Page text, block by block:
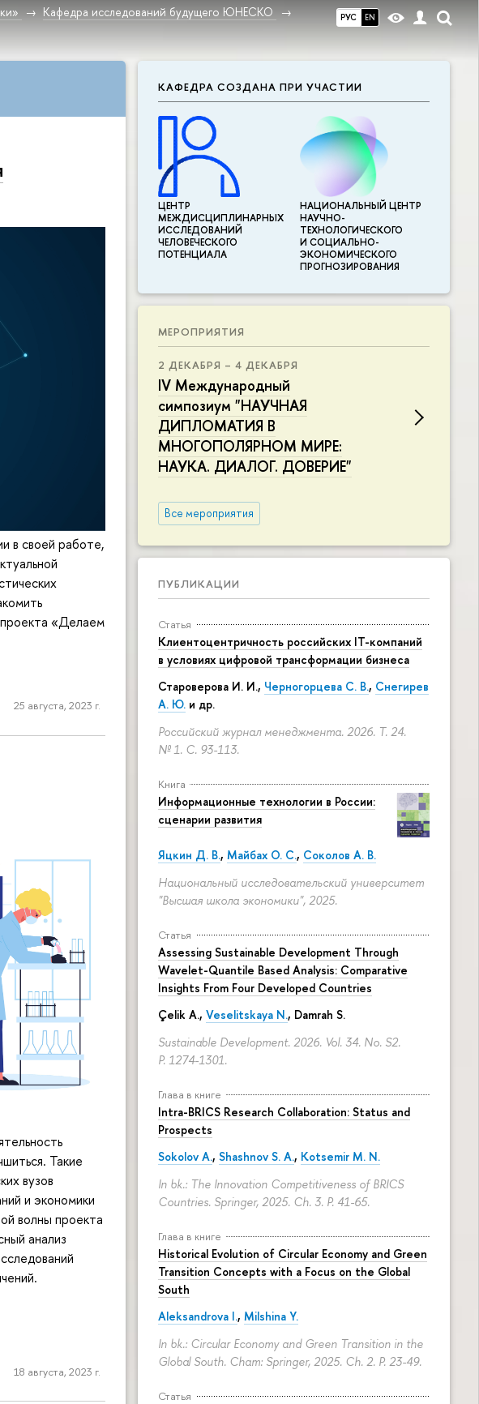
РУС EN
Кафедра исследований будущего ЮНЕСКО
КАФЕДРА СОЗДАНА ПРИ УЧАСТИИ
ЦЕНТР
МЕЖДИСЦИПЛИНАР­НЫХ
ИССЛЕДОВАНИЙ
ЧЕЛОВЕЧЕСКОГО
ПОТЕНЦИАЛА
НАЦИОНАЛЬНЫЙ ЦЕНТР
НАУЧНО-
ТЕХНОЛОГИЧЕСКОГО
И СОЦИАЛЬНО-
ЭКОНОМИЧЕСКОГО
ПРОГНОЗИРОВАНИЯ
МЕРОПРИЯТИЯ
2 ДЕКАБРЯ – 4 ДЕКАБРЯ
IV Международный
симпозиум "НАУЧНАЯ
ДИПЛОМАТИЯ В
МНОГОПОЛЯРНОМ МИРЕ:
НАУКА. ДИАЛОГ. ДОВЕРИЕ"
Все мероприятия
ПУБЛИКАЦИИ
Статья
Клиентоцентричность российских IT-компаний
в условиях цифровой трансформации бизнеса
Староверова И. И., Черногорцева С. В., Снегирев
А. Ю. и др.
Российский журнал менеджмента. 2026. Т. 24.
№ 1. С. 93-113.
Книга
Информационные технологии в России:
сценарии развития
Яцкин Д. В., Майбах О. С., Соколов А. В.
Национальный исследовательский университет
"Высшая школа экономики", 2025.
Статья
Assessing Sustainable Development Through
Wavelet-Quantile Based Analysis: Comparative
Insights From Four Developed Countries
Çelik A., Veselitskaya N., Damrah S.
Sustainable Development. 2026. Vol. 34. No. S2.
P. 1274-1301.
Глава в книге
Intra-BRICS Research Collaboration: Status and
Prospects
Sokolov A., Shashnov S. A., Kotsemir M. N.
In bk.: The Innovation Competitiveness of BRICS
Countries. Springer, 2025. Ch. 3. P. 41-65.
Глава в книге
Historical Evolution of Circular Economy and Green
Transition Concepts with a Focus on the Global
South
Aleksandrova I., Milshina Y.
In bk.: Circular Economy and Green Transition in the
Global South. Cham: Springer, 2025. Ch. 2. P. 23-49.
Статья
в своей работе,
проекта «Делаем
25 августа, 2023 г.
Такие
вузов
и экономики
волны проекта
анализ
18 августа, 2023 г.